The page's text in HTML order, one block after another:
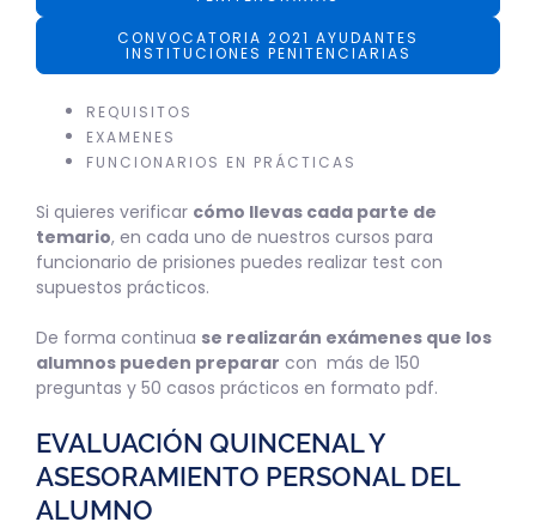
CONVOCATORIA 2O21 AYUDANTES
INSTITUCIONES PENITENCIARIAS
REQUISITOS
EXAMENES
FUNCIONARIOS EN PRÁCTICAS
Si quieres verificar cómo llevas cada parte de
temario, en cada uno de nuestros cursos para
funcionario de prisiones puedes realizar test con
supuestos prácticos.
De forma continua se realizarán exámenes que los
alumnos pueden preparar con más de 150
preguntas y 50 casos prácticos en formato pdf.
EVALUACIÓN QUINCENAL Y
ASESORAMIENTO PERSONAL DEL
ALUMNO